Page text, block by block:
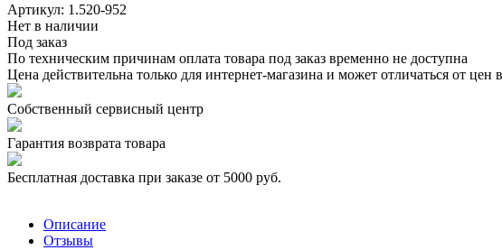
Артикул: 1.520-952
Нет в наличии
Под заказ
По техническим причинам оплата товара под заказ временно не доступна
Цена действительна только для интернет-магазина и может отличаться от цен
Собственный сервисный центр
Гарантия возврата товара
Бесплатная доставка при заказе от 5000 руб.
Описание
Отзывы